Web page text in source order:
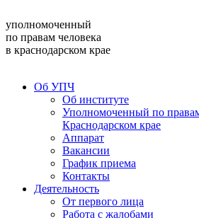
уполномоченный
по правам человека
в краснодарском крае
Об УПЧ
Об институте
Уполномоченный по
Краснодарском крае
Аппарат
Вакансии
График приема
Контакты
Деятельность
От первого лица
Работа с жалобами